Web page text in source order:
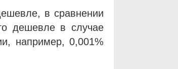
в сравнении
дешевле в случае
например, 0,001%